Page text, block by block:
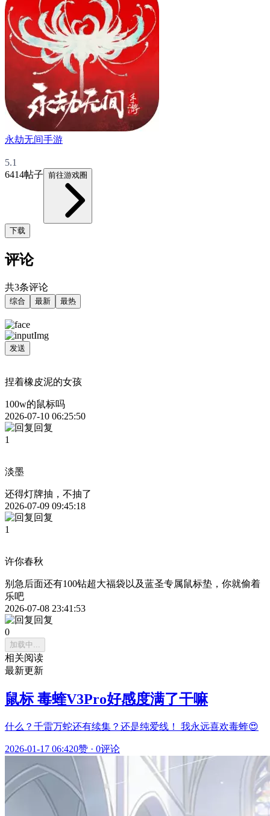
永劫无间手游
5.1
6414帖子 前往游戏圈
下载
评论
共3条评论
综合 最新 最热
发送
捏着橡皮泥的女孩
100w的鼠标吗
2026-07-10 06:25:50
回复
1
淡墨
还得灯牌抽，不抽了
2026-07-09 09:45:18
回复
1
许你春秋
别急后面还有100钻超大福袋以及蓝圣专属鼠标垫，你就偷着
乐吧
2026-07-08 23:41:53
回复
0
加载中...
相关阅读
最新更新
鼠标 毒蝰V3Pro好感度满了干嘛
什么？千雷万蛇还有续集？还是纯爱线！ 我永远喜欢毒蝰😍
2026-01-17 06:420赞 · 0评论